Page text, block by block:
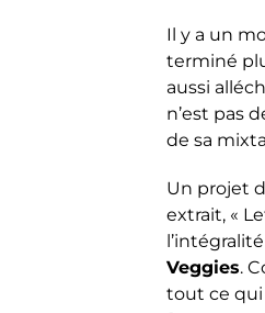
Il y a un
terminé
aussi
n’est pas
de sa
Un projet
extrait, «
Veggies.
tout ce qui